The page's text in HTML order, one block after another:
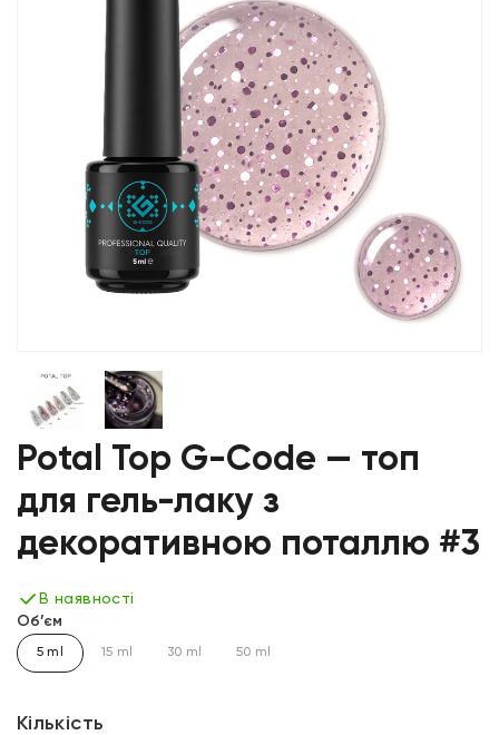
Potal Top G-Code — топ
для гель-лаку з
декоративною поталлю #3
В наявності
Об’єм
5 ml 15 ml 30 ml 50 ml
Кількість